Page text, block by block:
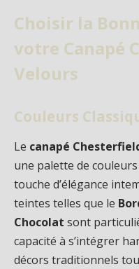
Choisir la
votre Canapé
Velours
Couleurs
Le canapé
une palette de
touche d’élégance
teintes telles que le
Chocolat sont
capacité à s’intégrer
décors traditionnels